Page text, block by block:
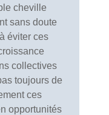
cheville
sans doute
éviter ces
collectives
toujours de
ces
opportunités